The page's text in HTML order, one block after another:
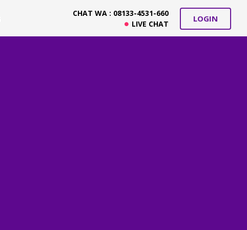
CHAT WA : 08133-4531-660
LIVE CHAT
LOGIN